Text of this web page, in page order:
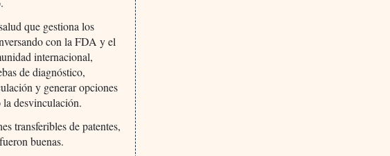
que gestiona los
con la FDA y el
internacional,
de diagnóstico,
y generar opciones
desvinculación.
transferibles de patentes,
buenas.